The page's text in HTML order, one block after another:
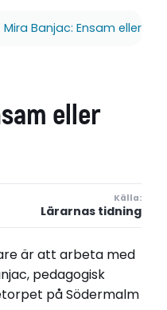
Mira Banjac: Ensam eller
eller
Källa:
Lärarnas tidning
är att arbeta med
pedagogisk
på Södermalm